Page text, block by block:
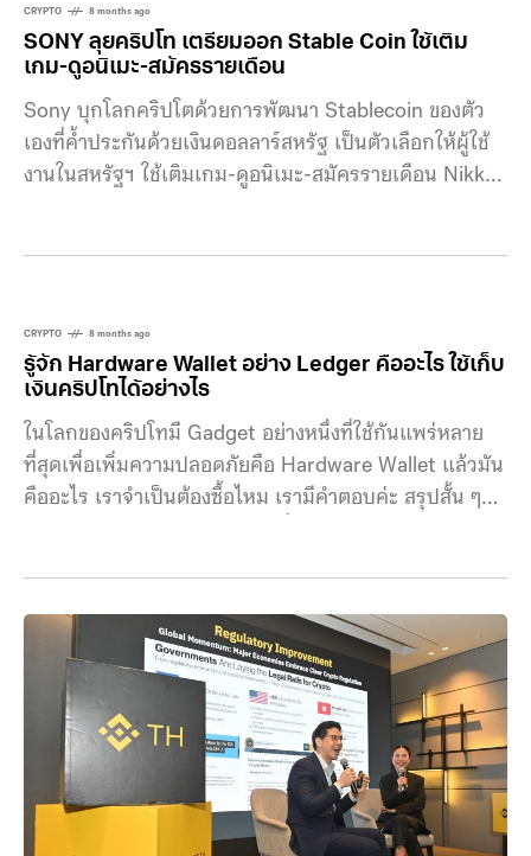
CRYPTO 8 months ago
SONY ลุยคริปโท เตรียมออก Stable Coin ใช้เติม
เกม-ดูอนิเมะ-สมัครรายเดือน
Sony บุกโลกคริปโตด้วยการพัฒนา Stablecoin ของตัว
เองที่ค้ำประกันด้วยเงินดอลลาร์สหรัฐ เป็นตัวเลือกให้ผู้ใช้
งานในสหรัฐฯ ใช้เติมเกม-ดูอนิเมะ-สมัครรายเดือน Nikkei
เลือกการชำระเงินบนแพลตฟอร์มของ Sony ไม่ว่าจะเป็น
เกม PlayStation, การสตรีมอนิเมะ, การซื้อไอเทมในเกม
ไปจนถึงค่าสมาชิกรายเดือนต่าง ๆเป้าหมายหลักก็คือ ลดค่า
ธรรมเนียมและความล่าช้าแบบที่พบในระบบบัตรเครดิต
ปกติ หากผ่านการอนุมัติจากหน่วยงานกำกับดูแล เราจะได้
เห็นโทเค็นนี้อาจเปิดตัวเร็วสุดในปี 2026 คริปโตไม่ใช่เรื่อง
CRYPTO 8 months ago
รู้จัก Hardware Wallet อย่าง Ledger คืออะไร ใช้เก็บ
เงินคริปโทได้อย่างไร
ในโลกของคริปโทมี Gadget อย่างหนึ่งที่ใช้กันแพร่หลาย
ที่สุดเพื่อเพิ่มความปลอดภัยคือ Hardware Wallet แล้วมัน
คืออะไร เราจำเป็นต้องซื้อไหม เรามีคำตอบค่ะ สรุปสั้น ๆ
อะไร? เป็นรหัสลับ เหมือนกุญแจส่วนตัวของเราเพื่อให้เรา
สามารถควบคุมการโอน การซื้อขาย Crypto ของเราได้ ทำ
หน้าที่